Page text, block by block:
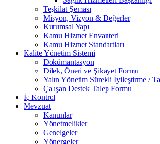
Teşkilat Şeması
Misyon, Vizyon & Değerler
Kurumsal Yapı
Kamu Hizmet Envanteri
Kamu Hizmet Standartları
Kalite Yönetim Sistemi
Dokümantasyon
Dilek, Öneri ve Şikayet Formu
Yalın Yönetim Sürekli İyileştirme /
Çalışan Destek Talep Formu
İç Kontrol
Mevzuat
Kanunlar
Yönetmelikler
Genelgeler
Yönergeler